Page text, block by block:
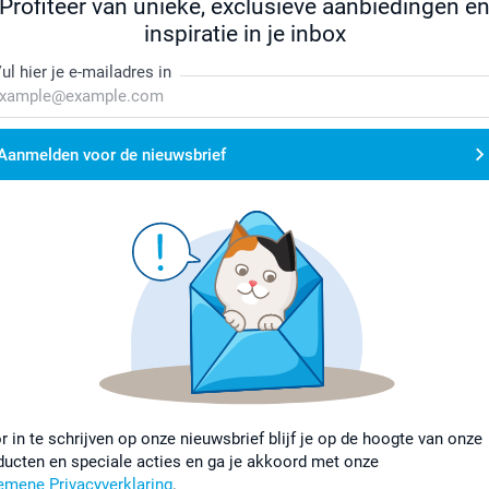
Profiteer van unieke, exclusieve aanbiedingen en
inspiratie in je inbox
hier je e-mailadres in
voor de nieuwsbrief
in te schrijven op onze nieuwsbrief blijf je op de hoogte van onze
en speciale acties en ga je akkoord met onze
Privacyverklaring.